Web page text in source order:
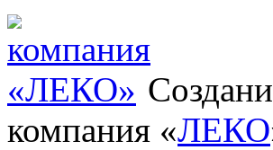
компания «ЛЕКО